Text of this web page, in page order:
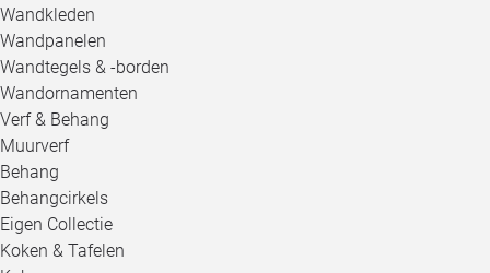
Wandkleden
Wandpanelen
Wandtegels & -borden
Wandornamenten
Verf & Behang
Muurverf
Behang
Behangcirkels
Eigen Collectie
Koken & Tafelen